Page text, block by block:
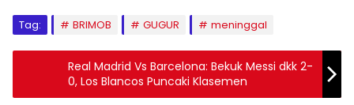
Tag: BRIMOB GUGUR meninggal
Real Madrid Vs Barcelona: Bekuk Messi dkk 2-
0, Los Blancos Puncaki Klasemen